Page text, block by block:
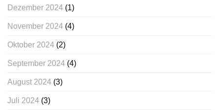
Dezember 2024 (1)
November 2024 (4)
Oktober 2024 (2)
September 2024 (4)
August 2024 (3)
Juli 2024 (3)